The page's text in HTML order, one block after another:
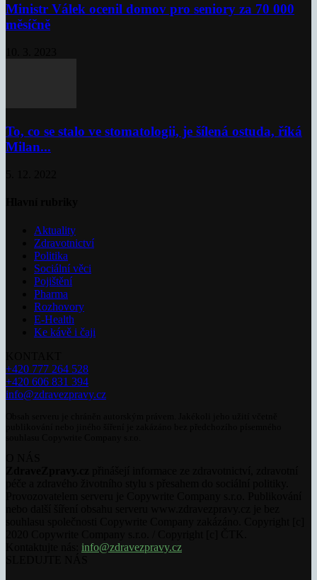
Ministr Válek ocenil domov pro seniory za 70 000
měsíčně
To, co se stalo ve stomatologii, je šílená ostuda, říká
Milan...
Aktuality
Zdravotnictví
Politika
Sociální věci
Pojištění
Pharma
Rozhovory
E-Health
Ke kávě i čaji
+420 777 264 528
+420 606 831 394
info@zdravezpravy.cz
info@zdravezpravy.cz